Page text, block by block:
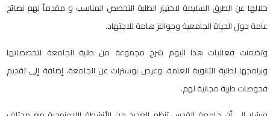
خلالها عن الطرق السليمة لاختيار الطلبة التخصص المناسب و مقدماً لهم نصائح
عامة حول الحياة الجامعية وحوافز هامة للاجتهاد.
وتضمنت فعاليات هذا اليوم شرح مجموعة من طلبة الجامعة لتخصصاتها
وبرامجها لطلبة الثانوية العامة، وعرض بوسترات عن الجامعة، إضافة إلى تقديم
فحوصات طبية مجانية لهم.